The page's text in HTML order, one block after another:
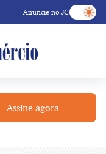
Anuncie no JC
Assine agora